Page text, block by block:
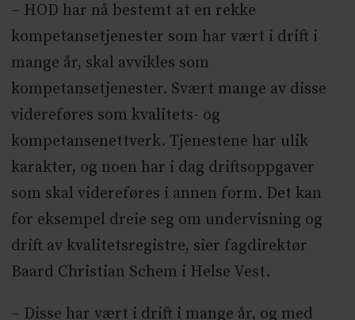
– HOD har nå bestemt at en rekke
kompetansetjenester som har vært i drift i
mange år, skal avvikles som
kompetansetjenester. Svært mange av disse
videreføres som kvalitets- og
kompetansenettverk. Tjenestene har ulik
karakter, og noen har i dag driftsoppgaver
som skal videreføres i annen form. Det kan
for eksempel dreie seg om undervisning og
drift av kvalitetsregistre, sier fagdirektør
Baard Christian Schem i Helse Vest.
– Disse har vært i drift i mange år, og med